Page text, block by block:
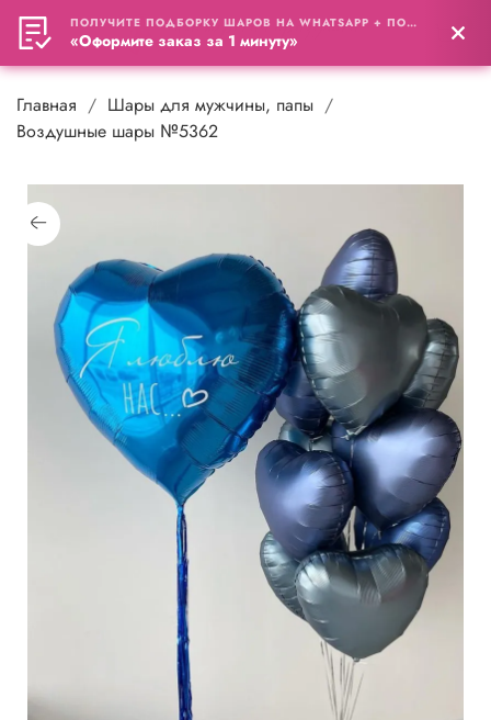
0
Главная
Шары для мужчины, папы
Воздушные шары №5362
ПОЛУЧИТЕ ПОДБОРКУ ШАРОВ НА WHATSAPP + ПОДАРОК
«Оформите заказ за 1 минуту»